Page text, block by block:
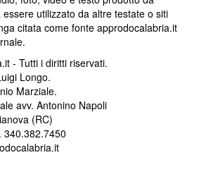
utilizzato da altre testate o siti
citata come fonte approdocalabria.it
- Tutti i diritti riservati.
Longo.
Marziale.
avv. Antonino Napoli
(RC)
340.382.7450